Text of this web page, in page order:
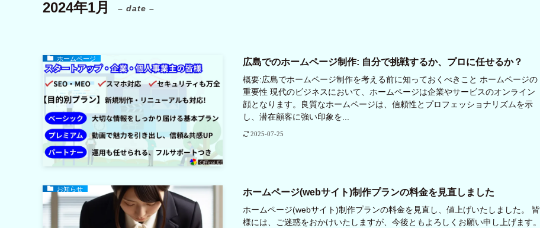
2024年1月 – date –
ホームページ 広島でのホームページ制作: 自分で挑戦するか、プロに任せるか？
概要:広島でホームページ制作を考える前に知っておくべきこと ホームページの
重要性 現代のビジネスにおいて、ホームページは企業やサービスのオンライン
顔となります。良質なホームページは、信頼性とプロフェッショナリズムを示
し、潜在顧客に強い印象を...
2025-07-25
お知らせ ホームページ(webサイト)制作プランの料金を見直しました
ホームページ(webサイト)制作プランの料金を見直し、値上げいたしました。 皆
様には、ご迷惑をおかけいたしますが、今後ともよろしくお願い申し上げます。